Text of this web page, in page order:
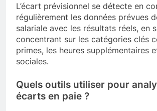
L’écart prévisionnel se détecte en
régulièrement les données prévues
salariale avec les résultats réels, en
concentrant sur les catégories clés
primes, les heures supplémentaires
sociales.
Quels outils utiliser pour
écarts en paie ?